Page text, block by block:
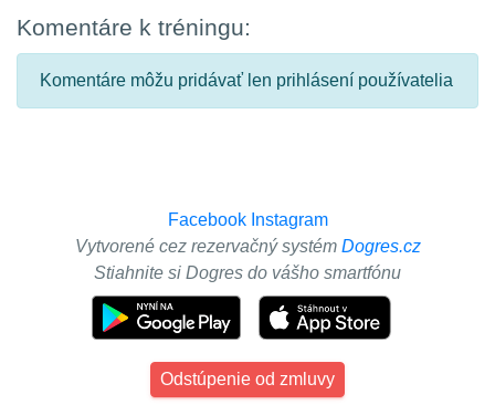
Komentáre k tréningu:
Komentáre môžu pridávať len prihlásení používatelia
Facebook Instagram
Vytvorené cez rezervačný systém Dogres.cz
Stiahnite si Dogres do vášho smartfónu
Odstúpenie od zmluvy